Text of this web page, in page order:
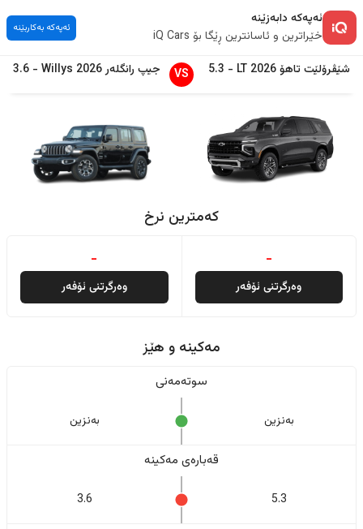
ئەپەکە دابەزێنە
خێراترین و ئاسانترین ڕێگا بۆ iQ Cars
ئەپەکە بەکاربێنە
شێڤرۆلێت تاهۆ2026
LT
-
5.3
VS جیپ رانگلەر2026
Willys
-
3.6
کەمترین نرخ
-
وەرگرتنی ئۆفەر
-
وەرگرتنی ئۆفەر
مەکینە و هێز
سوتەمەنی
بەنزین بەنزین
قەبارەی مەکینە
5.3
3.6